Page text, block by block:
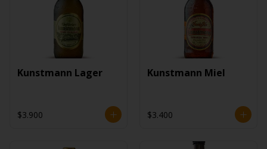
Kunstmann Lager
$3.900
Kunstmann Miel
$3.400